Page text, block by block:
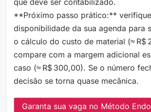
**Próximo passo prático:**
disponibilidade da sua agenda para
o cálculo do custo de material (≈ R$
compare com a margem adicional
caso (≈ R$ 300,00). Se o número
decisão se torna quase mecânica.
Garanta sua vaga no Método